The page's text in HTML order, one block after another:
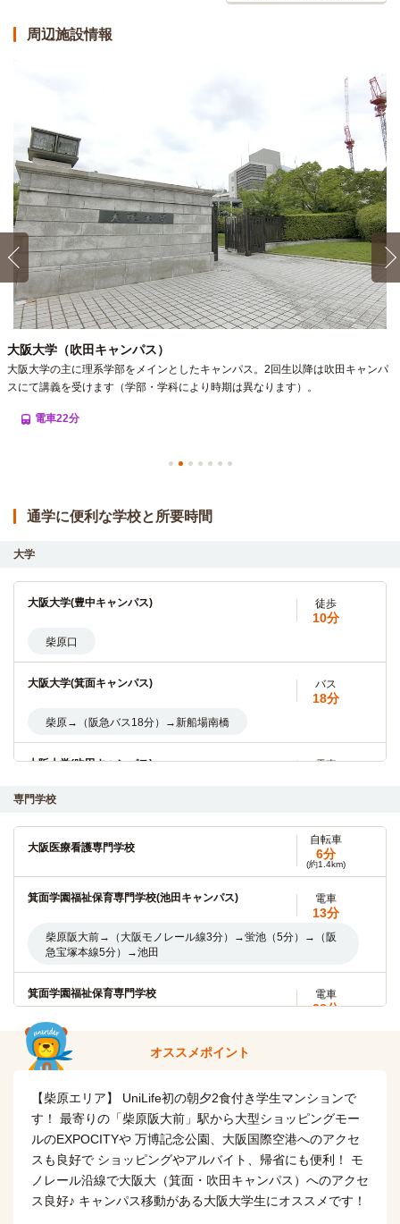
向き
南
0438号室4階
賃料
62,000円
家具家電付き
入居可能時期
2026年9月中旬
間取／面積
1K（20.01m²）
向き
西
備考・条件
0705号室7階
賃料
入居可能時期
2026年9月中旬
間取／面積
1K（20.01m²）
備考・条件
周辺施設情報
大阪大学（吹田キャンパス）
大阪大学の主に理系学部をメインとしたキャンパス。2回生以降は吹田キャンパ
スにて講義を受けます（学部・学科により時期は異なります）。
電車22分
通学に便利な学校と所要時間
大学
大阪大学(豊中キャンパス) 徒歩
10分
柴原口
大阪大学(箕面キャンパス) バス
18分
柴原→（阪急バス18分）→新船場南橋
大阪大学(吹田キャンパス) 電車
柴原阪大前→（大阪モノレール6分）→千里中央（5分）
大阪青山大学(箕面キャンパス)
自転車
18分
18分
大阪芸術大学短期大学部(伊丹学舎)
柴原阪大前→（大阪モノレール3分）→蛍池（7分）→（阪急
宝塚本線12分）→山本
宝塚医療大学(宝塚キャンパス) バス＋電車
柴原阪大前→（大阪モノレール3分）→蛍池（5分）→（阪急
宝塚本線7分）→川西能勢口→(スクールバス10分)
梅花女子大学 バス＋電車
専門学校
大阪医療看護専門学校
自転車
6分
(約1.4km)
箕面学園福祉保育専門学校(池田キャンパス) 電車
13分
柴原阪大前→（大阪モノレール線3分）→蛍池（5分）→（阪
急宝塚本線5分）→池田
箕面学園福祉保育専門学校 電車
28分
柴原阪大前→（大阪モノレール線3分）→蛍池（9分）→（阪
急宝塚本線2分）→石橋阪大前（8分）→（阪急箕面線6分）
→箕面
履正社国際医療スポーツ専門学校(箕面キャンパス) バス＋電車
48分
柴原阪大前→（大阪モノレール5分）→千里中央（7分)→（北
大阪急行線5分）→ 箕面萱野/箕面萱野駅（10分）→（阪急バ
ス21分）→箕面森町地区センター
自転車
オススメポイント
【柴原エリア】 UniLife初の朝夕2食付き学生マンションで
す！ 最寄りの「柴原阪大前」駅から大型ショッピングモー
ルのEXPOCITYや 万博記念公園、大阪国際空港へのアクセ
スも良好で ショッピングやアルバイト、帰省にも便利！ モ
ノレール沿線で大阪大（箕面・吹田キャンパス）へのアクセ
ス良好♪ キャンパス移動がある大阪大学生にオススメです！